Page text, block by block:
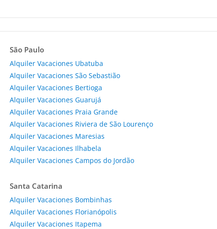
São Paulo
Alquiler Vacaciones Ubatuba
Alquiler Vacaciones São Sebastião
Alquiler Vacaciones Bertioga
Alquiler Vacaciones Guarujá
Alquiler Vacaciones Praia Grande
Alquiler Vacaciones Riviera de São Lourenço
Alquiler Vacaciones Maresias
Alquiler Vacaciones Ilhabela
Alquiler Vacaciones Campos do Jordão
Santa Catarina
Alquiler Vacaciones Bombinhas
Alquiler Vacaciones Florianópolis
Alquiler Vacaciones Itapema